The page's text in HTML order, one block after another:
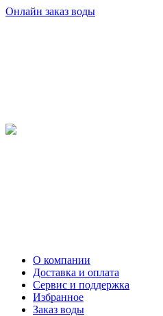
Онлайн заказ воды
О компании
Доставка и оплата
Сервис и поддержка
Избранное
Заказ воды